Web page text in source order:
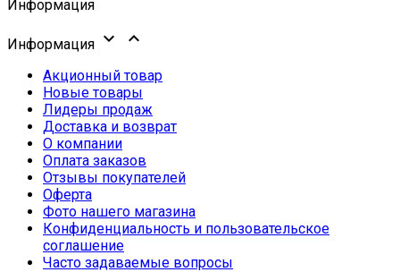
Информация
Информация  
Акционный товар
Новые товары
Лидеры продаж
Доставка и возврат
О компании
Оплата заказов
Отзывы покупателей
Оферта
Фото нашего магазина
Конфиденциальность и пользовательское
соглашение
Часто задаваемые вопросы